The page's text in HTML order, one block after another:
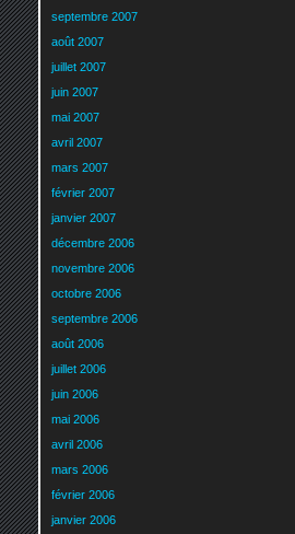
septembre 2007
août 2007
juillet 2007
juin 2007
mai 2007
avril 2007
mars 2007
février 2007
janvier 2007
décembre 2006
novembre 2006
octobre 2006
septembre 2006
août 2006
juillet 2006
juin 2006
mai 2006
avril 2006
mars 2006
février 2006
janvier 2006